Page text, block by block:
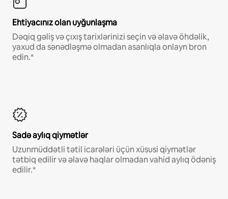
Ehtiyacınız olan uyğunlaşma
Dəqiq gəliş və çıxış tarixlərinizi seçin və əlavə öhdəlik,
yaxud da sənədləşmə olmadan asanlıqla onlayn bron
edin.*
Sadə aylıq qiymətlər
Uzunmüddətli tətil icarələri üçün xüsusi qiymətlər
tətbiq edilir və əlavə haqlar olmadan vahid aylıq ödəniş
edilir.*